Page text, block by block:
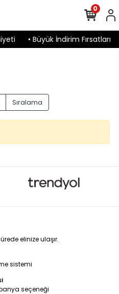
• Büyük İndirim Fırsatları
0
Sıralama
elinize ulaşır.
sistemi
seçeneği